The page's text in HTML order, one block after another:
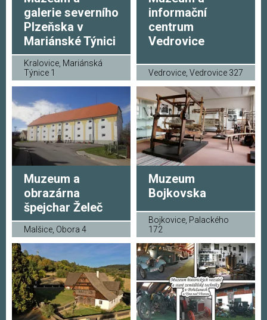
galerie severního
Plzeňska v
Mariánské Týnici
Kralovice, Mariánská
Týnice 1
informační
centrum
Vedrovice
Vedrovice, Vedrovice 327
Muzeum a
obrazárna
špejchar Želeč
Malšice, Obora 4
Muzeum
Bojkovska
Bojkovice, Palackého
172